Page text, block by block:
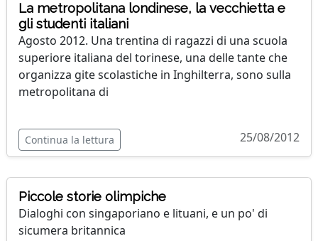
La metropolitana londinese, la vecchietta e
gli studenti italiani
Agosto 2012. Una trentina di ragazzi di una scuola
superiore italiana del torinese, una delle tante che
organizza gite scolastiche in Inghilterra, sono sulla
metropolitana di
Continua la lettura 25/08/2012
Piccole storie olimpiche
Dialoghi con singaporiano e lituani, e un po' di
sicumera britannica